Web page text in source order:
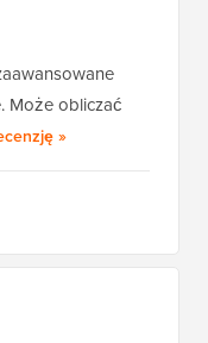
Może obliczać
Super Shipping for
»